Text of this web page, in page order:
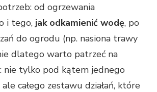
od ogrzewania
i tego, jak odkamienić wodę, po
do ogrodu (np. nasiona trawy
dlatego warto patrzeć na
nie tylko pod kątem jednego
całego zestawu działań, które